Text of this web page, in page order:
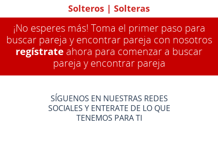
Solteros | Solteras
¡No esperes más! Toma el primer paso para
buscar pareja y encontrar pareja con nosotros
regístrate ahora para comenzar a buscar
pareja y encontrar pareja
SÍGUENOS EN NUESTRAS REDES
SOCIALES Y ENTERATE DE LO QUE
TENEMOS PARA TI